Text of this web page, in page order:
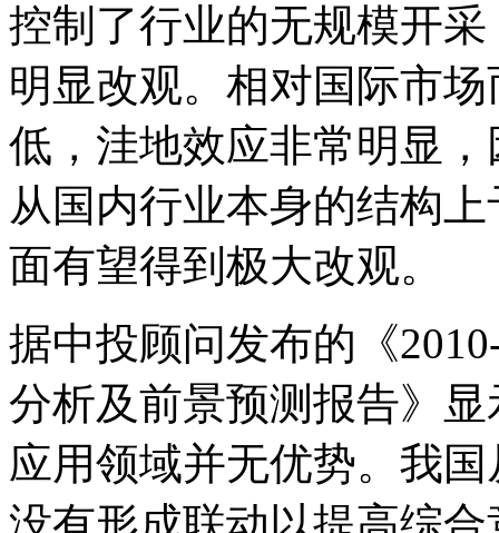
控制了行业的无规模开
明显改观。相对国际市
低，洼地效应非常明显
从国内行业本身的结构
面有望得到极大改观。
据中投顾问发布的《
分析及前景预测报告》
应用领域并无优势。我